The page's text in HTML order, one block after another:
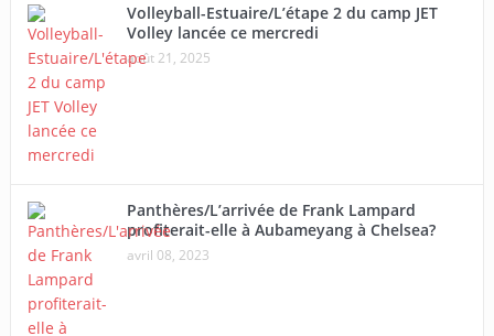
Volleyball-Estuaire/L’étape 2 du camp JET
Volley lancée ce mercredi
août 21, 2025
Panthères/L’arrivée de Frank Lampard
profiterait-elle à Aubameyang à Chelsea?
avril 08, 2023